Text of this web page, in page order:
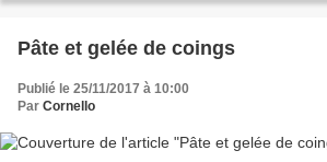
Pâte et gelée de coings
Publié le 25/11/2017 à 10:00
Par Cornello